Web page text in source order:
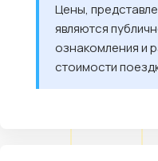
Цены,
являются
ознакомления и
стоимости